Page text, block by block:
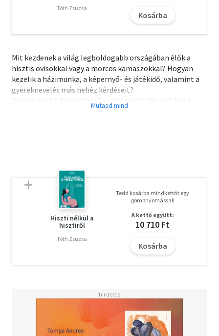
Tóth Zsuzsa
Kosárba
Mit kezdenek a világ legboldogabb országában élők a
hisztis ovisokkal vagy a morcos kamaszokkal? Hogyan
kezelik a házimunka, a képernyő- és játékidő, valamint a
gyereknevelés más nehéz kérdéseit?
Jessica Joelle Alexander (Gyereknevelés dán módra) és
Camilla Semlov Andersson dán családterapeuta az egyes
együttlét a mindennapok természetes részévé
kisgyermekkortól kamaszkorig.
A könyv számos témára kitér, a napirend kialakításától
kezdve a felelősségteljes online jelenlétig.
Szemléletmódjával elkerülhetjük a hatalmi harcokat,
erősíthetjük az empátiát (magunkét és gyerekeinkét
egyaránt), és megteremthetjük a dán hygge, vagyis a
Hiszti nélkül a
hisztiről
Tóth Zsuzsa
Tedd kosárba mindkettőt egy
gombnyomással!
A kettő együtt:
10 710 Ft
Kosárba